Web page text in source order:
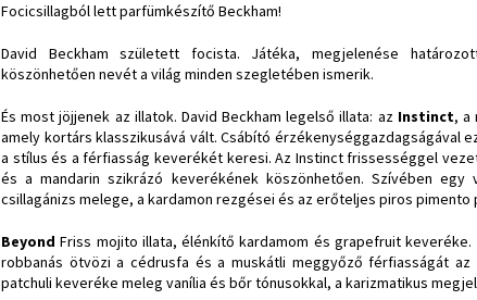
Focicsillagból lett parfümkészítő Beckham!
David Beckham született focista. Játéka, megjelenése
köszönhetően nevét a világ minden szegletében ismerik.
És most jöjjenek az illatok. David Beckham legelső illata: az Instinct, a
amely kortárs klasszikusává vált. Csábító érzékenységgazdagságával
a stílus és a férfiasság keverékét keresi. Az Instinct frissességgel
és a mandarin szikrázó keverékének köszönhetően. Szívében
csillagánizs melege, a kardamon rezgései és az erőteljes piros pimento
BeyondFriss mojito illata, élénkítő kardamom és grapefruit
robbanás ötvözi a cédrusfa és a muskátli meggyőző férfiasságát
patchuli keveréke meleg vanília és bőr tónusokkal, a karizmatikus